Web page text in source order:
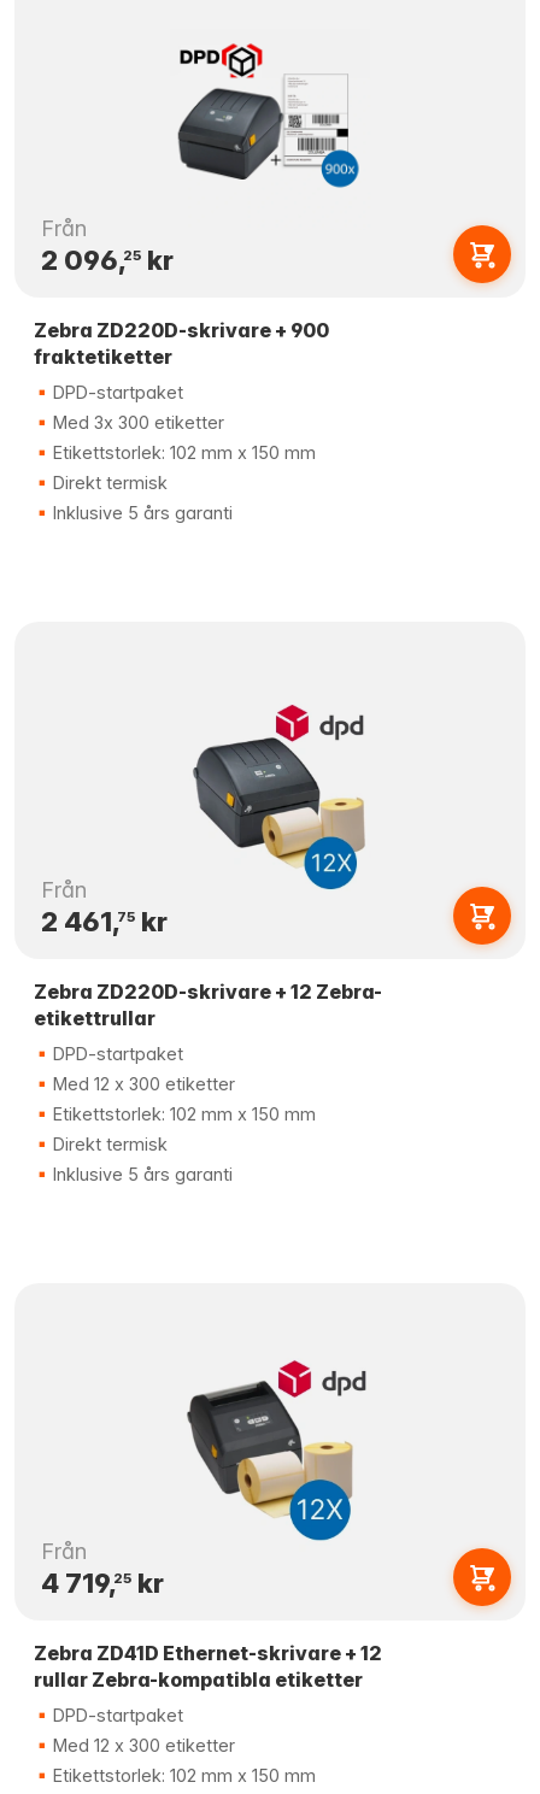
Från
2 096,25kr
Zebra ZD220D-skrivare + 900
fraktetiketter
DPD-startpaket
Med 3x 300 etiketter
Etikettstorlek: 102 mm x 150 mm
Direkt termisk
Inklusive 5 års garanti
Från
2 461,75kr
Zebra ZD220D-skrivare + 12 Zebra-
etikettrullar
DPD-startpaket
Med 12 x 300 etiketter
Etikettstorlek: 102 mm x 150 mm
Direkt termisk
Inklusive 5 års garanti
Från
4 719,25kr
Zebra ZD41D Ethernet-skrivare + 12
rullar Zebra-kompatibla etiketter
DPD-startpaket
Med 12 x 300 etiketter
Etikettstorlek: 102 mm x 150 mm